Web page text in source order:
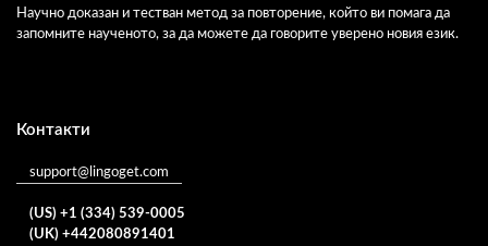
Научно доказан и тестван метод за повторение, който ви помага да
запомните наученото, за да можете да говорите уверено новия език.
Контакти
support@lingoget.com
(US) +1 (334) 539-0005
(UK) +442080891401